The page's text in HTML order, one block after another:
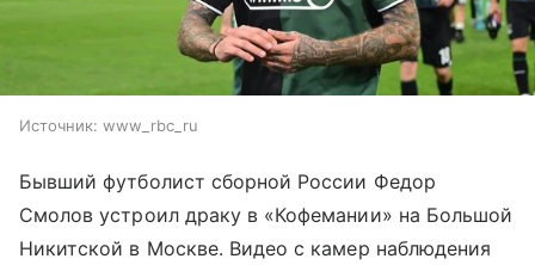
Источник: www_rbc_ru
Бывший футболист сборной России Федор
Смолов устроил драку в «Кофемании» на Большой
Никитской в Москве. Видео с камер наблюдения